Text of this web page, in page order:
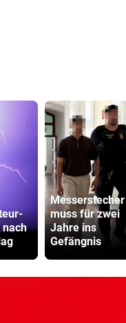
Messerstecher
muss für zwei
Jahre ins
Gefängnis